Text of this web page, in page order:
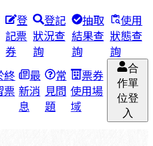
登
記票
券
登記
狀況查
詢
抽取
結果查
詢
使用
狀態查
詢
終
票
最
新消
息
常
見問
題
票券
使用場
域
合
作單
位登
入